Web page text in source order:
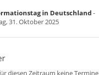
in Deutschland-
31. Oktober 2025
diesen Zeitraum keine Termine